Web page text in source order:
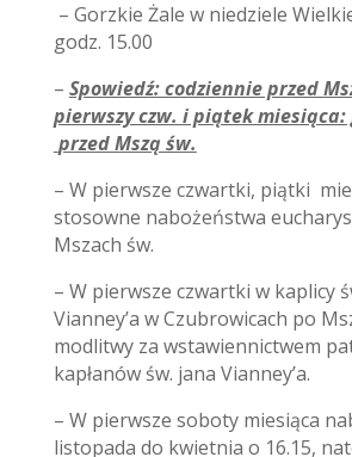
– Gorzkie Żale w niedziele
godz. 15.00
– Spowiedź: codziennie przed
pierwszy czw. i piątek miesiąca:
przed Mszą św.
– W pierwsze czwartki, piątki
stosowne nabożeństwa
Mszach św.
– W pierwsze czwartki w kaplicy
Vianney’a w Czubrowicach po
modlitwy za wstawiennictwem
kapłanów św. jana Vianney’a.
– W pierwsze soboty miesiąca
listopada do kwietnia o 16.15,